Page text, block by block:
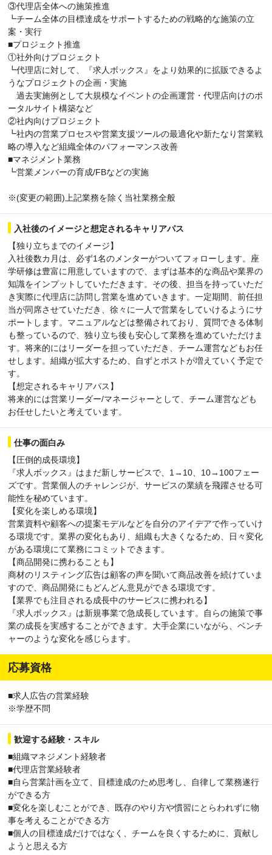
③代理店全体への施策推進
┗チーム全体の目標達成をサポートするための戦略的な施策の立
案・実行
■プロジェクト推進
①社外向けプロジェクト
┗代理店に対して、『求人ボックス』をより効果的に拡販できるよ
うなプロジェクトの企画・実施
過去実施例として大規模なイベントの企画運営・代理店向けのポ
ータルサイト構築など
②社内向けプロジェクト
┗社内の営業プロセスや営業支援ツールの最適化や新たなり営業戦
略の導入など組織全体のパフォーマンス改善
■マネジメント業務
┗営業メンバーの育成/FBなどの実施
※(変更の範囲)上記業務を除く当社業務全般
入社後のイメージと想定されるキャリアパス
【独り立ちまでのイメージ】
入社後数カ月は、必ず1名のメンターがついてフォローします。座
学研修は豊富に用意していますので、まずは基本的な商品や業界の
知識をインプットしていただきます。その後、担当を持っていただ
き実際に代理店に訪問し営業を進めていきます。一定期間、前任担
当が同席させていただき、徐々に一人で営業をしていけるようにサ
ポートします。マニュアルなどは整備されており、質問できる体制
も整っているので、独り立ち後も安心して業務を進めていただけま
す。将来的にはリーダーを担っていただき、チーム運営などもお任
せします。組織が拡大するため、自ずとポストが増えていく予定で
す。
【想定されるキャリアパス】
将来的には営業リーダー/マネージャーとして、チーム運営なども
お任せしたいと考えています。
仕事の面白み
【圧倒的成長環境】
『求人ボックス』はまだ新しサービスで、1→10、10→100フェー
ズです。営業個人のチャレンジが、サービスの業績を飛躍させる可
能性を秘めています。
【変化を楽しめる環境】
営業資料や顧客への提案モデルなどを自分のアイデアで作っていけ
る環境です。業界の変化もあり、組織も大きくなるため、日々変化
がある環境にて業務にコミットできます。
【商品開発に携わることも】
商材のリスティング広告は顧客の声を聞いて商品改善を続けていま
すので、商品開発にもどんどん意見ができる環境です。
【業界でも注目される成長中のサービスに携われる】
『求人ボックス』は新規事業で急成長しています。自らの施策で事
業の成長を実感することができます。大手企業にいながら、ベンチ
ャーのような変化を感じらます。
応募資格
■求人広告の営業経験
※学歴不問
歓迎する経験・スキル
■組織マネジメント経験者
■代理店営業経験者
■自ら営業計画を立て、目標達成のため思考し、自律して業務遂行
ができる方
■変化を楽しむことができ、既存のやり方や慣習にとらわれずに物
事を考えることができる方
■個人の目標達成だけではなく、チームを良くするために、貢献し
ようと思える方